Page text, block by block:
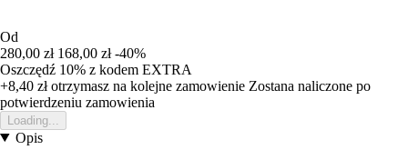
Od
280,00 zł 168,00 zł -40%
Oszczędź 10% z kodem EXTRA
+8,40 złotrzymasz na kolejne zamowienie Zostana naliczone po
potwierdzeniu zamowienia
Loading...
Opis